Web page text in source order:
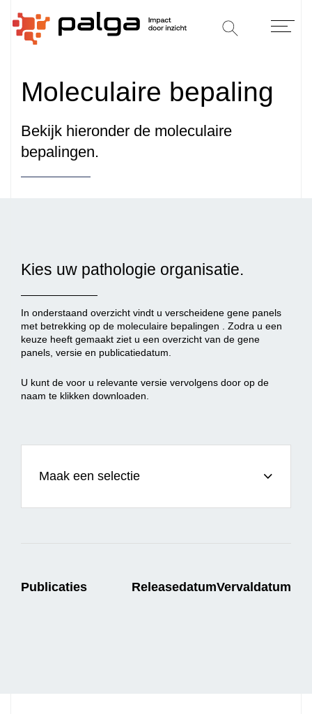
Moleculaire bepaling
Bekijk hieronder de moleculaire
bepalingen.
Kies uw pathologie organisatie.
In onderstaand overzicht vindt u verscheidene gene panels
met betrekking op de moleculaire bepalingen . Zodra u een
keuze heeft gemaakt ziet u een overzicht van de gene
panels, versie en publicatiedatum.
U kunt de voor u relevante versie vervolgens door op de
naam te klikken downloaden.
Maak een selectie
Publicaties ReleasedatumVervaldatum